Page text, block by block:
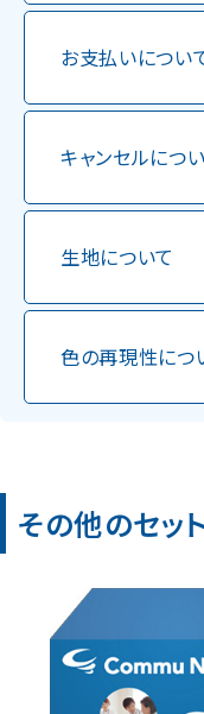
お支払いについ
キャンセルにつ
生地について
色の再現性につ
その他のセッ